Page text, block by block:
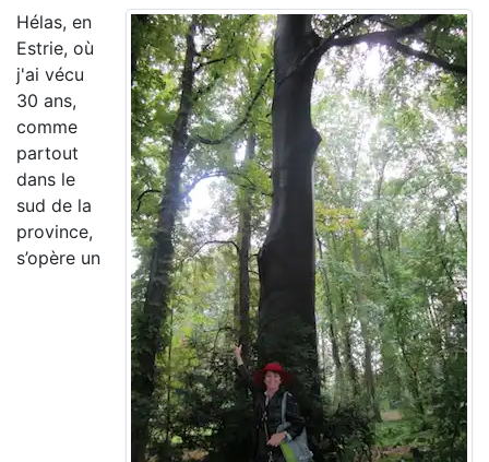
Hélas, en
Estrie, où
j'ai vécu
30 ans,
comme
partout
dans le
sud de la
province,
s’opère un